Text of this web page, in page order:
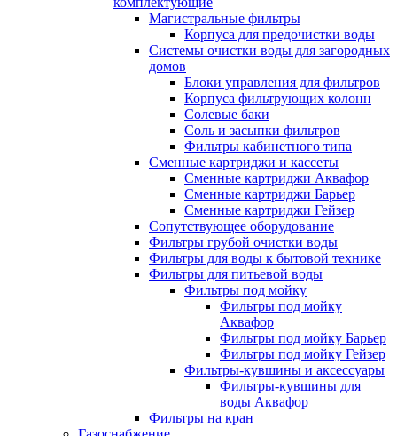
Магистральные фильтры
Корпуса для предочистки воды
Системы очистки воды для загородных
домов
Блоки управления для фильтров
Корпуса фильтрующих колонн
Солевые баки
Соль и засыпки фильтров
Фильтры кабинетного типа
Сменные картриджи и кассеты
Сменные картриджи Аквафор
Сменные картриджи Барьер
Сменные картриджи Гейзер
Сопутствующее оборудование
Фильтры грубой очистки воды
Фильтры для воды к бытовой технике
Фильтры для питьевой воды
Фильтры под мойку
Фильтры под мойку
Аквафор
Фильтры под мойку Барьер
Фильтры под мойку Гейзер
Фильтры-кувшины и аксессуары
Фильтры-кувшины для
воды Аквафор
Фильтры на кран